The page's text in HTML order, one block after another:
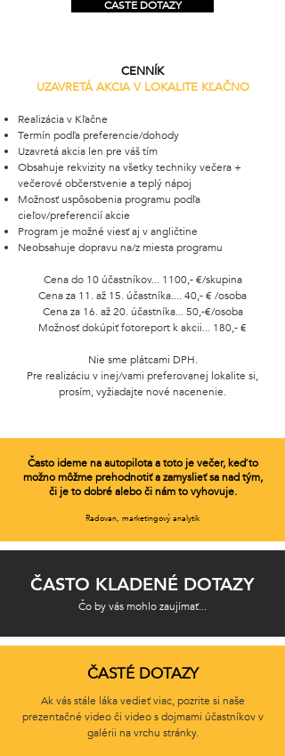
ČASTÉ DOTAZY
CENNÍK
UZAVRETÁ AKCIA V LOKALITE KĽAČNO
Realizácia v Kľačne
Termín podľa preferencie/dohody
Uzavretá akcia len pre váš tím
Obsahuje rekvizity na všetky techniky večera +
večerové občerstvenie a teplý nápoj
Možnosť uspôsobenia programu podľa
cieľov/preferencií akcie
Program je možné viesť aj v angličtine
Neobsahuje dopravu na/z miesta programu
Cena do 10 účastníkov... 1100,- €/skupina
Cena za 11. až 15. účastníka.... 40,- € /osoba
Cena za 16. až 20. účastníka... 50,-€/osoba
Možnosť dokúpiť fotoreport k akcii... 180,- €
Nie sme plátcami DPH.
Pre realizáciu v inej/vami preferovanej lokalite si,
prosím, vyžiadajte nové nacenenie.
Často ideme na autopilota a toto je večer, keď to
možno môžme prehodnotiť a zamyslieť sa nad tým,
či je to dobré alebo či nám to vyhovuje.
Radovan, marketingový analytik
ČASTO KLADENÉ DOTAZY
Čo by vás mohlo zaujímať...
ČASTÉ DOTAZY
Ak vás stále láka vedieť viac, pozrite si naše
prezentačné video či video s dojmami účastníkov v
galérii na vrchu stránky.